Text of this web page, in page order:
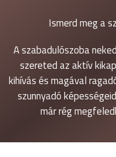
Ismerd meg a
A szabadulószoba
szereted az aktív
kihívás és magával
szunnyadó
már rég